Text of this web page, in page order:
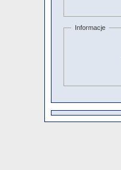
Informacje